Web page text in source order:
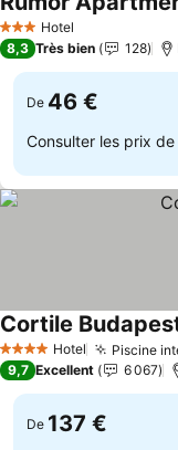
3 ÉtoilesHotel
8,3 Très bien 128
De 46 €
Consulter les prix de
4 Étoiles Hotel Piscine
Cortile
9,7 Excellent 6 067
De 137 €